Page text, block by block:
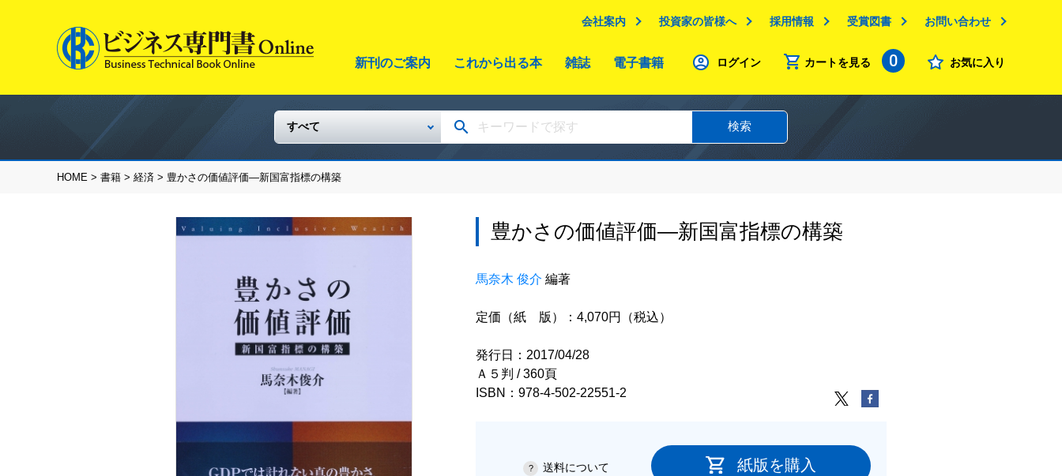
会社案内 投資家の皆様へ 採用情報 受賞図書 お問い合わせ
新刊のご案内 これから出る本 雑誌 電子書籍 ログイン カートを見る 0 お気に入り
検索
HOME > 書籍 > 経済 > 豊かさの価値評価―新国富指標の構築
豊かさの価値評価―新国富指標の構築
馬奈木 俊介 編著
定価（紙 版）：4,070円（税込）
発行日：2017/04/28
Ａ５判 / 360頁
ISBN：978-4-502-22551-2
紙版を購入
送料について